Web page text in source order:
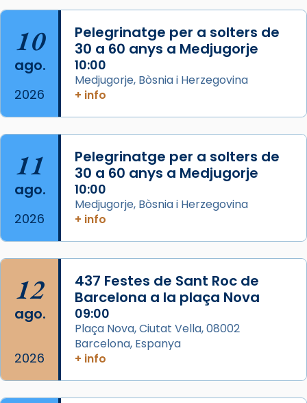
col·laboradors, a la Catedral de Barcelona.
L’arquebisbe de Barcelona, el cardenal Joan
Josep Omella, ha presidit la missa i l’ha
concelebrat el bisbe auxiliar de Barcelona,
Mons. David Abadías.
📸 Dr. G. Simón
Foto
View on Facebook · Share
Arquebisbat de Barcelona
2 weeks ago
Acompanyant la història de sant Cugat, a
partir de l’Edat Mitjana sorgeix la tradició
que les santes Juliana (“relatiu a Júlia”) i
Semproniana (“relatiu a Semprònia =
eterna”) són deixebles seves. I l’any 1667, el
frare Joan Gaspar Roig, afirma en una obra
que les santes són filles de l’antiga Iluro.
Mataró en reivindicarà les relíq
10
ago.
2026
Pelegrinatge per a solters de
30 a 60 anys a Medjugorje
10:00
Medjugorje, Bòsnia i Herzegovina
+ info
11
ago.
2026
Pelegrinatge per a solters de
30 a 60 anys a Medjugorje
10:00
Medjugorje, Bòsnia i Herzegovina
+ info
12
ago.
2026
437 Festes de Sant Roc de
Barcelona a la plaça Nova
09:00
Plaça Nova, Ciutat Vella, 08002
Barcelona, Espanya
+ info